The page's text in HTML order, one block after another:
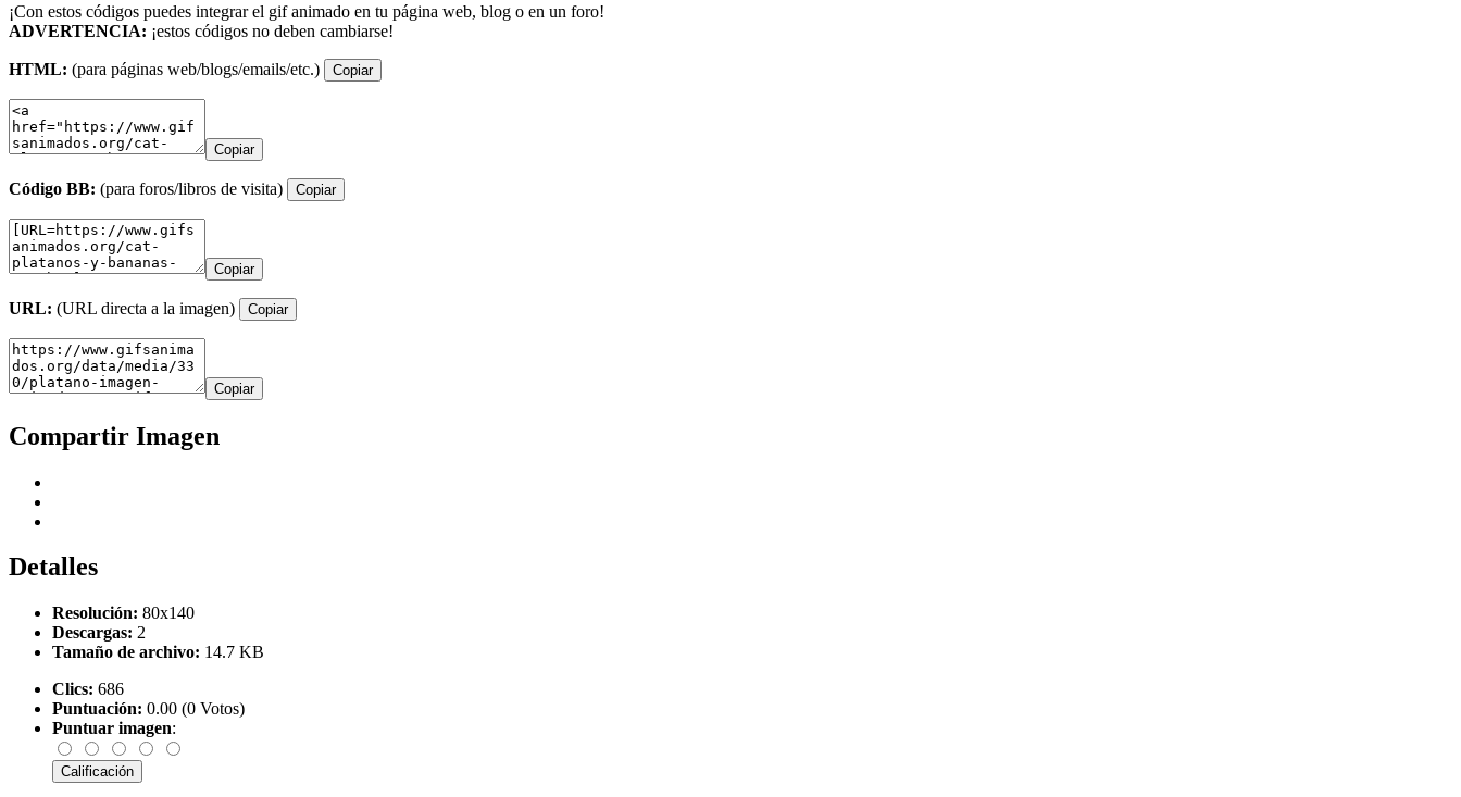
¡Con estos códigos puedes integrar el gif animado en tu página web, blog o en un foro!
ADVERTENCIA: ¡estos códigos no deben cambiarse!
HTML: (para páginas web/blogs/emails/etc.) Copiar
Copiar
Código BB: (para foros/libros de visita) Copiar
Copiar
URL: (URL directa a la imagen) Copiar
Copiar
Compartir Imagen
Detalles
Resolución: 80x140
Descargas: 2
Tamaño de archivo: 14.7 KB
Clics: 686
Puntuación: 0.00 (0 Votos)
Puntuar imagen: